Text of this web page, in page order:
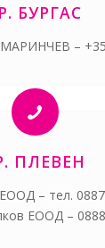
БУРГАС
–
ПЛЕВЕН
– тел.
ЕООД –